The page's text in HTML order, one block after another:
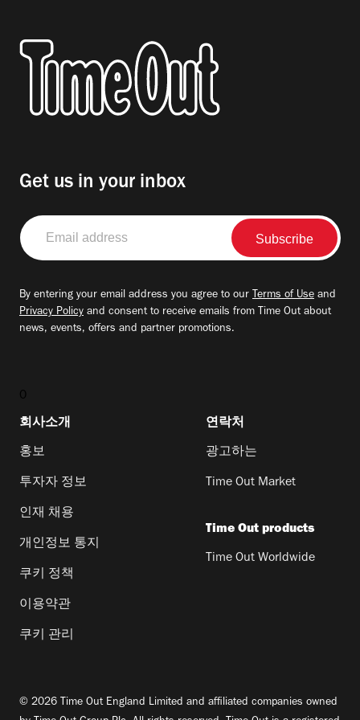
Get us in your inbox
Email
address
By entering your email address you agree to our Terms of Use and
Privacy Policy and consent to receive emails from Time Out about
news, events, offers and partner promotions.
0
회사소개
홍보
투자자 정보
인재 채용
개인정보 통지
쿠키 정책
이용약관
쿠키 관리
연락처
광고하는
Time Out Market
Time Out products
Time Out Worldwide
© 2026 Time Out England Limited and affiliated companies owned